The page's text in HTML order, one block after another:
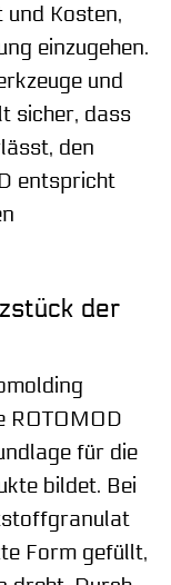
und Kosten,
einzugehen.
und
sicher, dass
den
entspricht
der
ROTOMOD
für die
bildet. Bei
Form gefüllt,